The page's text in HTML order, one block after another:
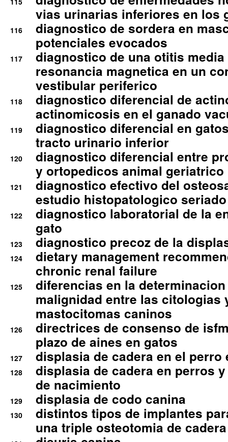
vias urinarias inferiores en los
116
diagnostico de sordera en
potenciales evocados
117
diagnostico de una otitis
resonancia magnetica en un
vestibular periferico
118
diagnostico diferencial de
actinomicosis en el ganado
119
diagnostico diferencial en
tracto urinario inferior
120
diagnostico diferencial entre
y ortopedicos animal geriatrico
121
diagnostico efectivo del
estudio histopatologico seriado
122
diagnostico laboratorial de la
gato
123 diagnostico precoz de la
124
dietary management
chronic renal failure
125
diferencias en la
malignidad entre las citologias
mastocitomas caninos
126
directrices de consenso de
plazo de aines en gatos
127 displasia de cadera en el perro
128
displasia de cadera en perros
de nacimiento
129 displasia de codo canina
130
distintos tipos de implantes
una triple osteotomia de cadera